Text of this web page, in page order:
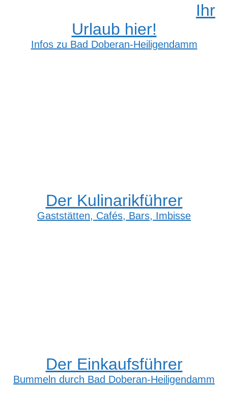
Ihr
Urlaub hier!
Infos zu Bad Doberan-Heiligendamm
Der Kulinarikführer
Gaststätten, Cafés, Bars, Imbisse
Der Einkaufsführer
Bummeln durch Bad Doberan-Heiligendamm